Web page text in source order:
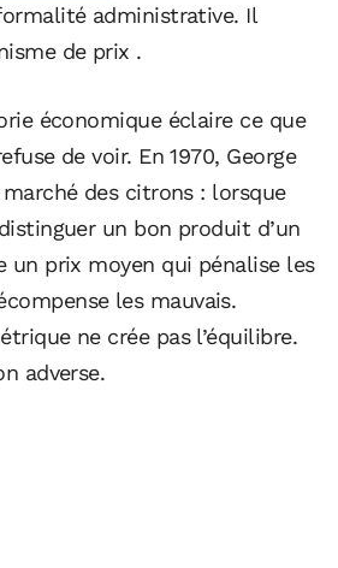
administrative. Il
de prix .
économique éclaire ce que
de voir. En 1970, George
des citrons : lorsque
un bon produit d’un
un prix moyen qui pénalise les
les mauvais.
ne crée pas l’équilibre.
adverse.